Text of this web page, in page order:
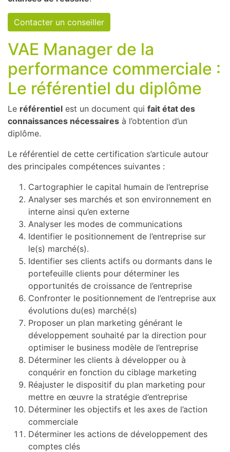
Contacter un conseiller
VAE Manager de la
performance commerciale :
Le référentiel du diplôme
Le référentiel est un document qui fait état des
connaissances nécessaires à l’obtention d’un
diplôme.
Le référentiel de cette certification s’articule autour
des principales compétences suivantes :
Cartographier le capital humain de l’entreprise
Analyser ses marchés et son environnement en
interne ainsi qu’en externe
Analyser les modes de communications
Identifier le positionnement de l’entreprise sur
le(s) marché(s).
Identifier ses clients actifs ou dormants dans le
portefeuille clients pour déterminer les
opportunités de croissance de l’entreprise
Confronter le positionnement de l’entreprise aux
évolutions du(es) marché(s)
Proposer un plan marketing générant le
développement souhaité par la direction pour
optimiser le business modèle de l’entreprise
Déterminer les clients à développer ou à
conquérir en fonction du ciblage marketing
Réajuster le dispositif du plan marketing pour
mettre en œuvre la stratégie d’entreprise
Déterminer les objectifs et les axes de l’action
commerciale
Déterminer les actions de développement des
comptes clés